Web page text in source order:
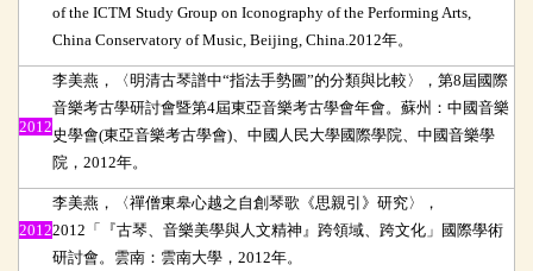
of the ICTM Study Group on Iconography of the Performing Arts,
China Conservatory of Music, Beijing, China.2012年。
2012
李美燕 ，〈 明清古琴譜中“指法手勢圖”的分類與比較 〉， 第8屆國際
音樂考古學研討會暨第4屆東亞音樂考古學會年會。蘇州：中國音樂
史學會(東亞音樂考古學會) 、中國人民大學國際學院、中國音樂學
院 ，2012年。
2012
李美燕，〈禪僧東皋心越之自創琴歌《思親引》研究〉，
2012「『古琴、音樂美學與人文精神』跨領域、跨文化」國際學術
研討會。雲南：雲南大學，2012年。